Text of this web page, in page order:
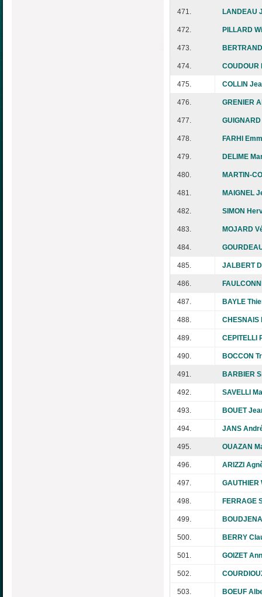
471. LANDEAU
472. PILLARD
473.
474. COUDOUR
475. COLLIN
476. GRENIER
477.
478. FARHI
479. DELIME
480. MARTIN-
481. MAIGNEL
482. SIMON
483. MOJARD
484.
485. JALBERT
486.
487. BAYLE
488.
489. CEPITELLI
490. BOCCON
491. BARBIER
492. SAVELLI
493. BOUET
494. JANS
495. OUAZAN
496. ARIZZI
497. GAUTHIER
498. FERRAGE
499.
500. BERRY
501. GOIZET
502.
503. BOEUF